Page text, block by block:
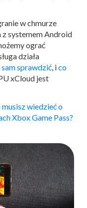
w chmurze
systemem Android
ograć
działa
sprawdzić, ico
xCloud jest
wiedzieć o
Xbox Game Pass?